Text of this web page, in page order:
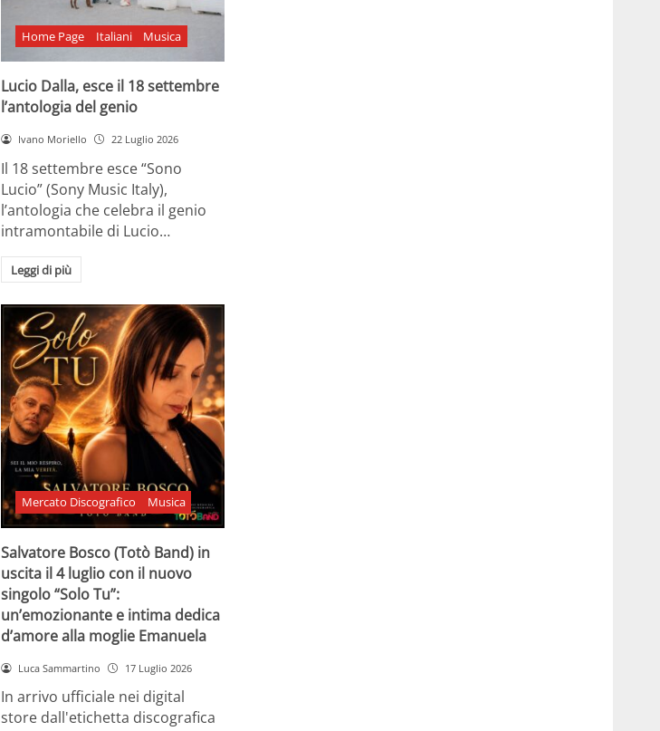
Home Page Italiani Musica
Lucio Dalla, esce il 18 settembre
l’antologia del genio
Ivano Moriello 22 Luglio 2026
Il 18 settembre esce “Sono
Lucio” (Sony Music Italy),
l’antologia che celebra il genio
intramontabile di Lucio…
Leggi di più
Mercato Discografico Musica
Salvatore Bosco (Totò Band) in
uscita il 4 luglio con il nuovo
singolo “Solo Tu”:
un’emozionante e intima dedica
d’amore alla moglie Emanuela
Luca Sammartino 17 Luglio 2026
In arrivo ufficiale nei digital
store dall'etichetta discografica